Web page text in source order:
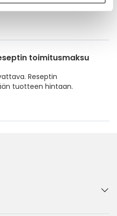
toimitusmaksu
Reseptin
tuotteen hintaan.